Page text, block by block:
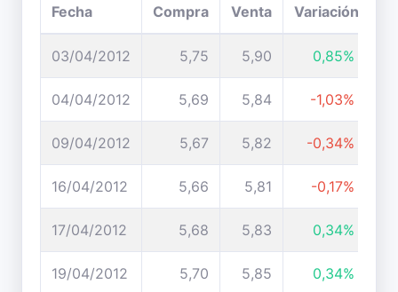
Fecha Compra Venta Variación
03/04/2012 5,75 5,90 0,85%
04/04/2012 5,69 5,84 -1,03%
09/04/2012 5,67 5,82 -0,34%
16/04/2012 5,66 5,81 -0,17%
17/04/2012 5,68 5,83 0,34%
19/04/2012 5,70 5,85 0,34%